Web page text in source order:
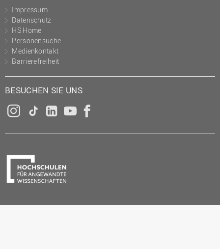
Impressum
Datenschutz
HS Home
Personensuche
Medienkontakt
Barrierefreiheit
BESUCHEN SIE UNS
Instagram
Tiktok
LinkedInYouTube